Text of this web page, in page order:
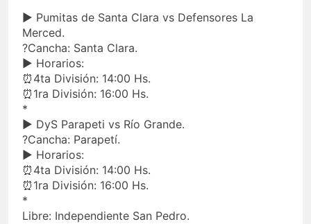
▶ Pumitas de Santa Clara vs Defensores La
Merced.
?Cancha: Santa Clara.
▶️ Horarios:
⏰4ta División: 14:00 Hs.
⏰1ra División: 16:00 Hs.
*
▶ DyS Parapeti vs Río Grande.
?Cancha: Parapetí.
▶️ Horarios:
⏰4ta División: 14:00 Hs.
⏰1ra División: 16:00 Hs.
*
Libre: Independiente San Pedro.